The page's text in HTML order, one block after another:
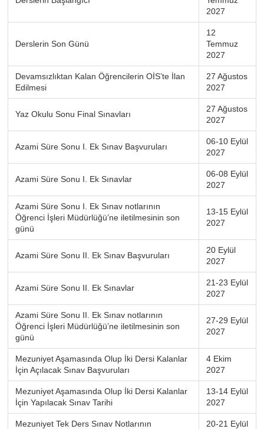
2027
Derslerin Son Günü
12
Temmuz
2027
Devamsızlıktan Kalan Öğrencilerin OİS’te İlan
Edilmesi
27 Ağustos
2027
Yaz Okulu Sonu Final Sınavları
27 Ağustos
2027
Azami Süre Sonu I. Ek Sınav Başvuruları
06-10 Eylül
2027
Azami Süre Sonu I. Ek Sınavlar
06-08 Eylül
2027
Azami Süre Sonu I. Ek Sınav notlarının
Öğrenci İşleri Müdürlüğü’ne iletilmesinin son
günü
13-15 Eylül
2027
Azami Süre Sonu II. Ek Sınav Başvuruları
20 Eylül
2027
Azami Süre Sonu II. Ek Sınavlar
21-23 Eylül
2027
Azami Süre Sonu II. Ek Sınav notlarının
Öğrenci İşleri Müdürlüğü’ne iletilmesinin son
günü
27-29 Eylül
2027
Mezuniyet Aşamasında Olup İki Dersi Kalanlar
İçin Açılacak Sınav Başvuruları
4 Ekim
2027
Mezuniyet Aşamasında Olup İki Dersi Kalanlar
İçin Yapılacak Sınav Tarihi
13-14 Eylül
2027
Mezuniyet Tek Ders Sınav Notlarının
20-21 Eylül